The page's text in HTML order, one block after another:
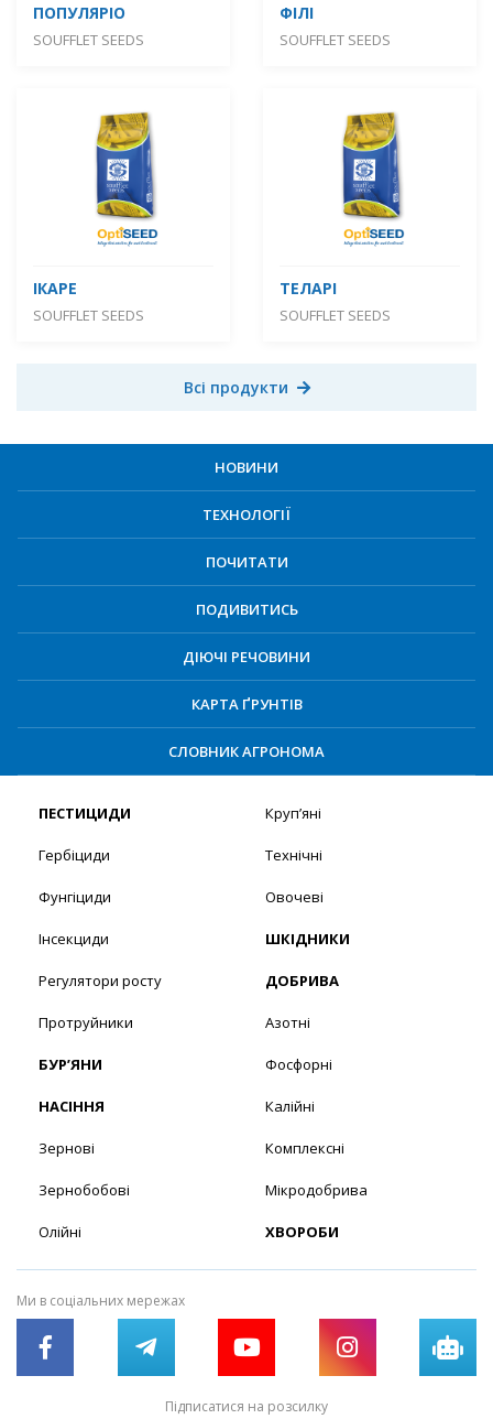
ПОПУЛЯРІО
SOUFFLET SEEDS
ФІЛІ
SOUFFLET SEEDS
ІКАРЕ
SOUFFLET SEEDS
ТЕЛАРІ
SOUFFLET SEEDS
Всі продукти
НОВИНИ
ТЕХНОЛОГІЇ
ПОЧИТАТИ
ПОДИВИТИСЬ
ДІЮЧІ РЕЧОВИНИ
КАРТА ҐРУНТІВ
СЛОВНИК АГРОНОМА
ПЕСТИЦИДИ
Гербіциди
Фунгіциди
Інсекциди
Регулятори росту
Протруйники
БУР’ЯНИ
НАСІННЯ
Зернові
Зернобобові
Олійні
Круп’яні
Технічні
Овочеві
ШКІДНИКИ
ДОБРИВА
Азотні
Фосфорні
Калійні
Комплексні
Мікродобрива
ХВОРОБИ
Ми в соціальних мережах
Підписатися на розсилку